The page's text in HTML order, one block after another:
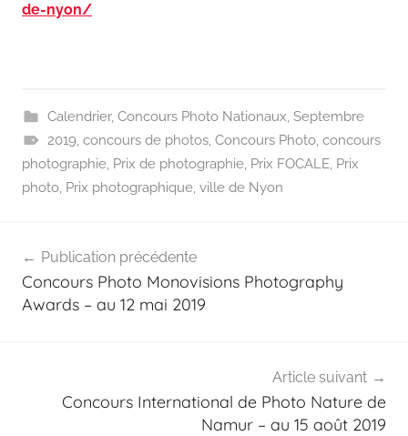
de-nyon/
Calendrier, Concours Photo Nationaux, Septembre
2019, concours de photos, Concours Photo, concours
photographie, Prix de photographie, Prix FOCALE, Prix
photo, Prix photographique, ville de Nyon
de
l’article
Publication précédente
Concours Photo Monovisions Photography
Awards – au 12 mai 2019
Article suivant
Concours International de Photo Nature de
Namur – au 15 août 2019